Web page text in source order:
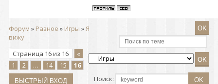
Форум » Разное » Игры »Я
вижу
Страница 16из 16
«
1
2 … 14 15
16
Поиск: